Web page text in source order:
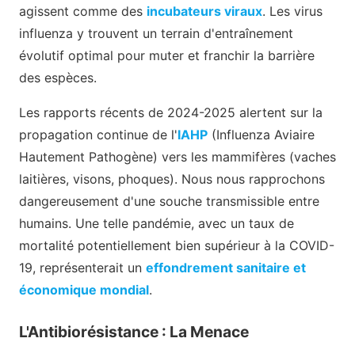
agissent comme des incubateurs viraux. Les virus
influenza y trouvent un terrain d'entraînement
évolutif optimal pour muter et franchir la barrière
des espèces.
Les rapports récents de 2024-2025 alertent sur la
propagation continue de l'IAHP (Influenza Aviaire
Hautement Pathogène) vers les mammifères (vaches
laitières, visons, phoques). Nous nous rapprochons
dangereusement d'une souche transmissible entre
humains. Une telle pandémie, avec un taux de
mortalité potentiellement bien supérieur à la COVID-
19, représenterait un effondrement sanitaire et
économique mondial.
L'Antibiorésistance : La Menace